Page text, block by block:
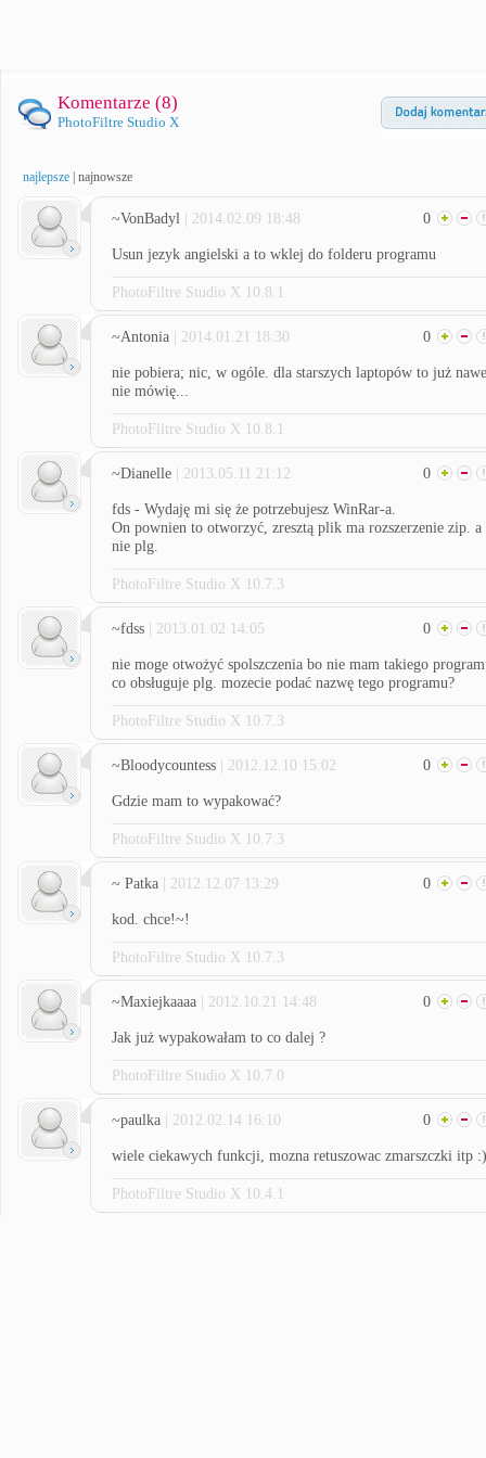
Komentarze (8)
PhotoFiltre Studio X
najlepsze najnowsze
~VonBadyl | 2014.02.09 18:48 0
Usun jezyk angielski a to wklej do folderu programu
PhotoFiltre Studio X 10.8.1
~Antonia | 2014.01.21 18:30 0
nie pobiera; nic, w ogóle. dla starszych laptopów to już
nie mówię...
PhotoFiltre Studio X 10.8.1
~Dianelle | 2013.05.11 21:12 0
fds - Wydaję mi się że potrzebujesz WinRar-a.
On pownien to otworzyć, zresztą plik ma rozszerzenie zip. a
nie plg.
PhotoFiltre Studio X 10.7.3
~fdss | 2013.01.02 14:05 0
nie moge otwożyć spolszczenia bo nie mam takiego
co obsługuje plg. mozecie podać nazwę tego programu?
PhotoFiltre Studio X 10.7.3
~Bloodycountess | 2012.12.10 15:02 0
Gdzie mam to wypakować?
PhotoFiltre Studio X 10.7.3
~ Patka | 2012.12.07 13:29 0
kod. chce!~!
PhotoFiltre Studio X 10.7.3
~Maxiejkaaaa | 2012.10.21 14:48 0
Jak już wypakowałam to co dalej ?
PhotoFiltre Studio X 10.7.0
~paulka | 2012.02.14 16:10 0
wiele ciekawych funkcji, mozna retuszowac zmarszczki itp :)
PhotoFiltre Studio X 10.4.1